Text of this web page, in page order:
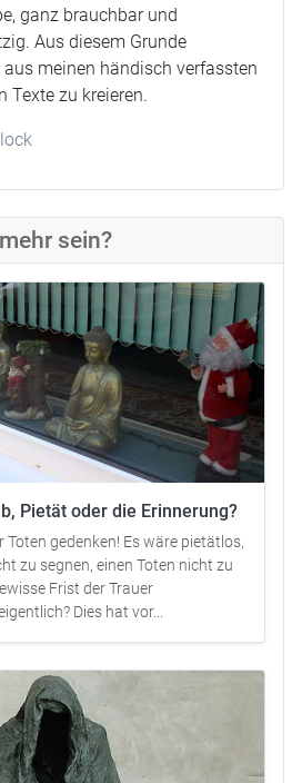
ganz brauchbar und
Aus diesem Grunde
meinen händisch verfassten
Texte zu kreieren.
sein?
Pietät oder die Erinnerung?
Toten gedenken! Es wäre pietätlos,
zu segnen, einen Toten nicht zu
Frist der Trauer
Dies hat vor...